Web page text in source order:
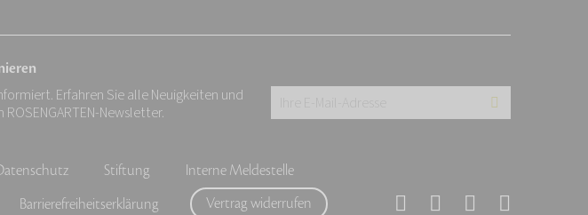
Erfahren Sie alle Neuigkeiten und
Newsletter.
E-
Adresse:
*
Stiftung
Interne Meldestelle
Barrierefreiheitserklärung Vertrag widerrufen